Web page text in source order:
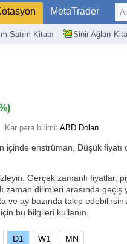
MetaTrader
Satım Kitabı Sinir Ağları
)
Kar para birimi: ABD Doları
içinde enstrüman, Düşük
Gerçek zamanlı fiyatlar,
zaman dilimleri arasında
ve ay bazında takip
bu bilgileri kullanın.
D1 W1 MN